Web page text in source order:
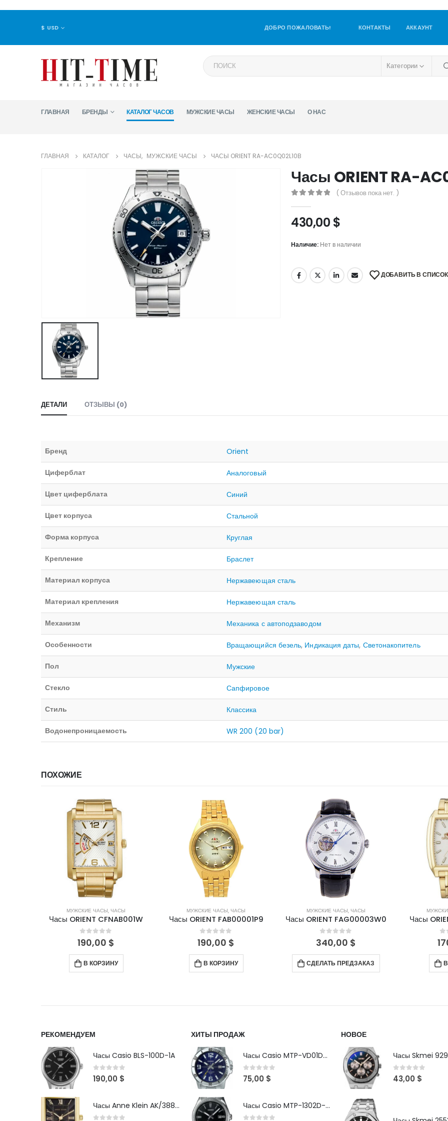
$ USD ДОБРО ПОЖАЛОВАТЬ! КОНТАКТЫ АККАУНТ
Категории
ГЛАВНАЯ БРЕНДЫ КАТАЛОГ ЧАСОВ МУЖСКИЕ ЧАСЫ ЖЕНСКИЕ ЧАСЫ О НАС
ГЛАВНАЯ КАТАЛОГ ЧАСЫ, МУЖСКИЕ ЧАСЫ ЧАСЫ ORIENT RA-AC0Q02L10B
Часы ORIENT RA-
( Отзывов пока нет. )
430,00 $
Наличие: Нет в наличии
ДОБАВИТЬ В
ДЕТАЛИ ОТЗЫВЫ (0)
Бренд Orient
Циферблат Аналоговый
Цвет циферблата Синий
Цвет корпуса Стальной
Форма корпуса Круглая
Крепление Браслет
Материал корпуса Нержавеющая сталь
Материал крепления Нержавеющая сталь
Механизм Механика с автоподзаводом
Особенности Вращающийся безель, Индикация даты, Светонакопитель
Пол Мужские
Стекло Сапфировое
Стиль Классика
Водонепроницаемость WR 200 (20 bar)
ПОХОЖИЕ
МУЖСКИЕ ЧАСЫ, ЧАСЫ
Часы ORIENT CFNAB001W
0out of 5
190,00 $
В КОРЗИНУ
МУЖСКИЕ ЧАСЫ, ЧАСЫ
Часы ORIENT FAB00001P9
0out of 5
190,00 $
В КОРЗИНУ
МУЖСКИЕ ЧАСЫ, ЧАСЫ
Часы ORIENT FAG00003W0
0 out of 5
340,00 $
СДЕЛАТЬ ПРЕДЗАКАЗ
Часы
0
РЕКОМЕНДУЕМ
Часы Casio BLS-100D-1A
0out of 5
190,00 $
Часы Anne Klein AK/3882BKGB
ХИТЫ ПРОДАЖ
Часы Casio MTP-VD01D-2B
0out of 5
75,00 $
Часы Casio MTP-1302D-1A1VDF
НОВОЕ
Часы Skmei
0 out of 5
43,00 $